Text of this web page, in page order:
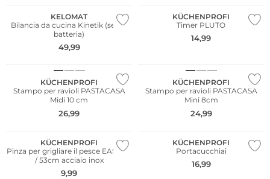
KELOMAT
Bilancia da cucina Kinetik (senza
batteria)
49,99
KÜCHENPROFI
Timer PLUTO
14,99
KÜCHENPROFI
Stampo per ravioli PASTACASA
Midi 10 cm
26,99
KÜCHENPROFI
Stampo per ravioli PASTACASA
Mini 8cm
24,99
KÜCHENPROFI
Pinza per grigliare il pesce EASY XL
/ 53cm acciaio inox
9,99
KÜCHENPROFI
Portacucchiai
16,99